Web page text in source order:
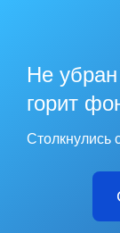
Не
горит
Столкнулись